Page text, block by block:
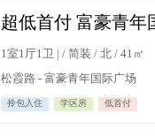
1室1厅1卫 | / 简装 / 北 / 41㎡
松霞路 - 富豪青年国际广场
拎包入住 学区房 低首付